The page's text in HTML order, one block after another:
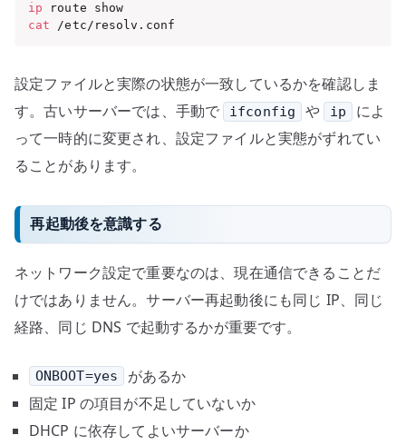
ip
cat /etc/resolv.conf
設定ファイルと実際の状態が一致しているかを確認しま
す。古いサーバーでは、手動で
ifconfig や ip
によ
って一時的に変更され、設定ファイルと実態がずれてい
ることがあります。
再起動後を意識する
ネットワーク設定で重要なのは、現在通信できることだ
けではありません。サーバー再起動後にも同じ IP、同じ
経路、同じ DNS で起動するかが重要です。
ONBOOT=yes
があるか
固定 IP の項目が不足していないか
DHCP に依存してよいサーバーか